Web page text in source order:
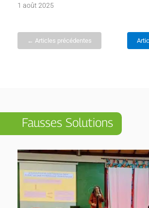
1 août 2025
← Articles précédentes
Fausses Solutions